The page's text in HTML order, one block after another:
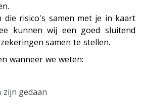
die risico's samen met je in kaart
kunnen wij een goed sluitend
samen te stellen.
wanneer we weten:
gedaan